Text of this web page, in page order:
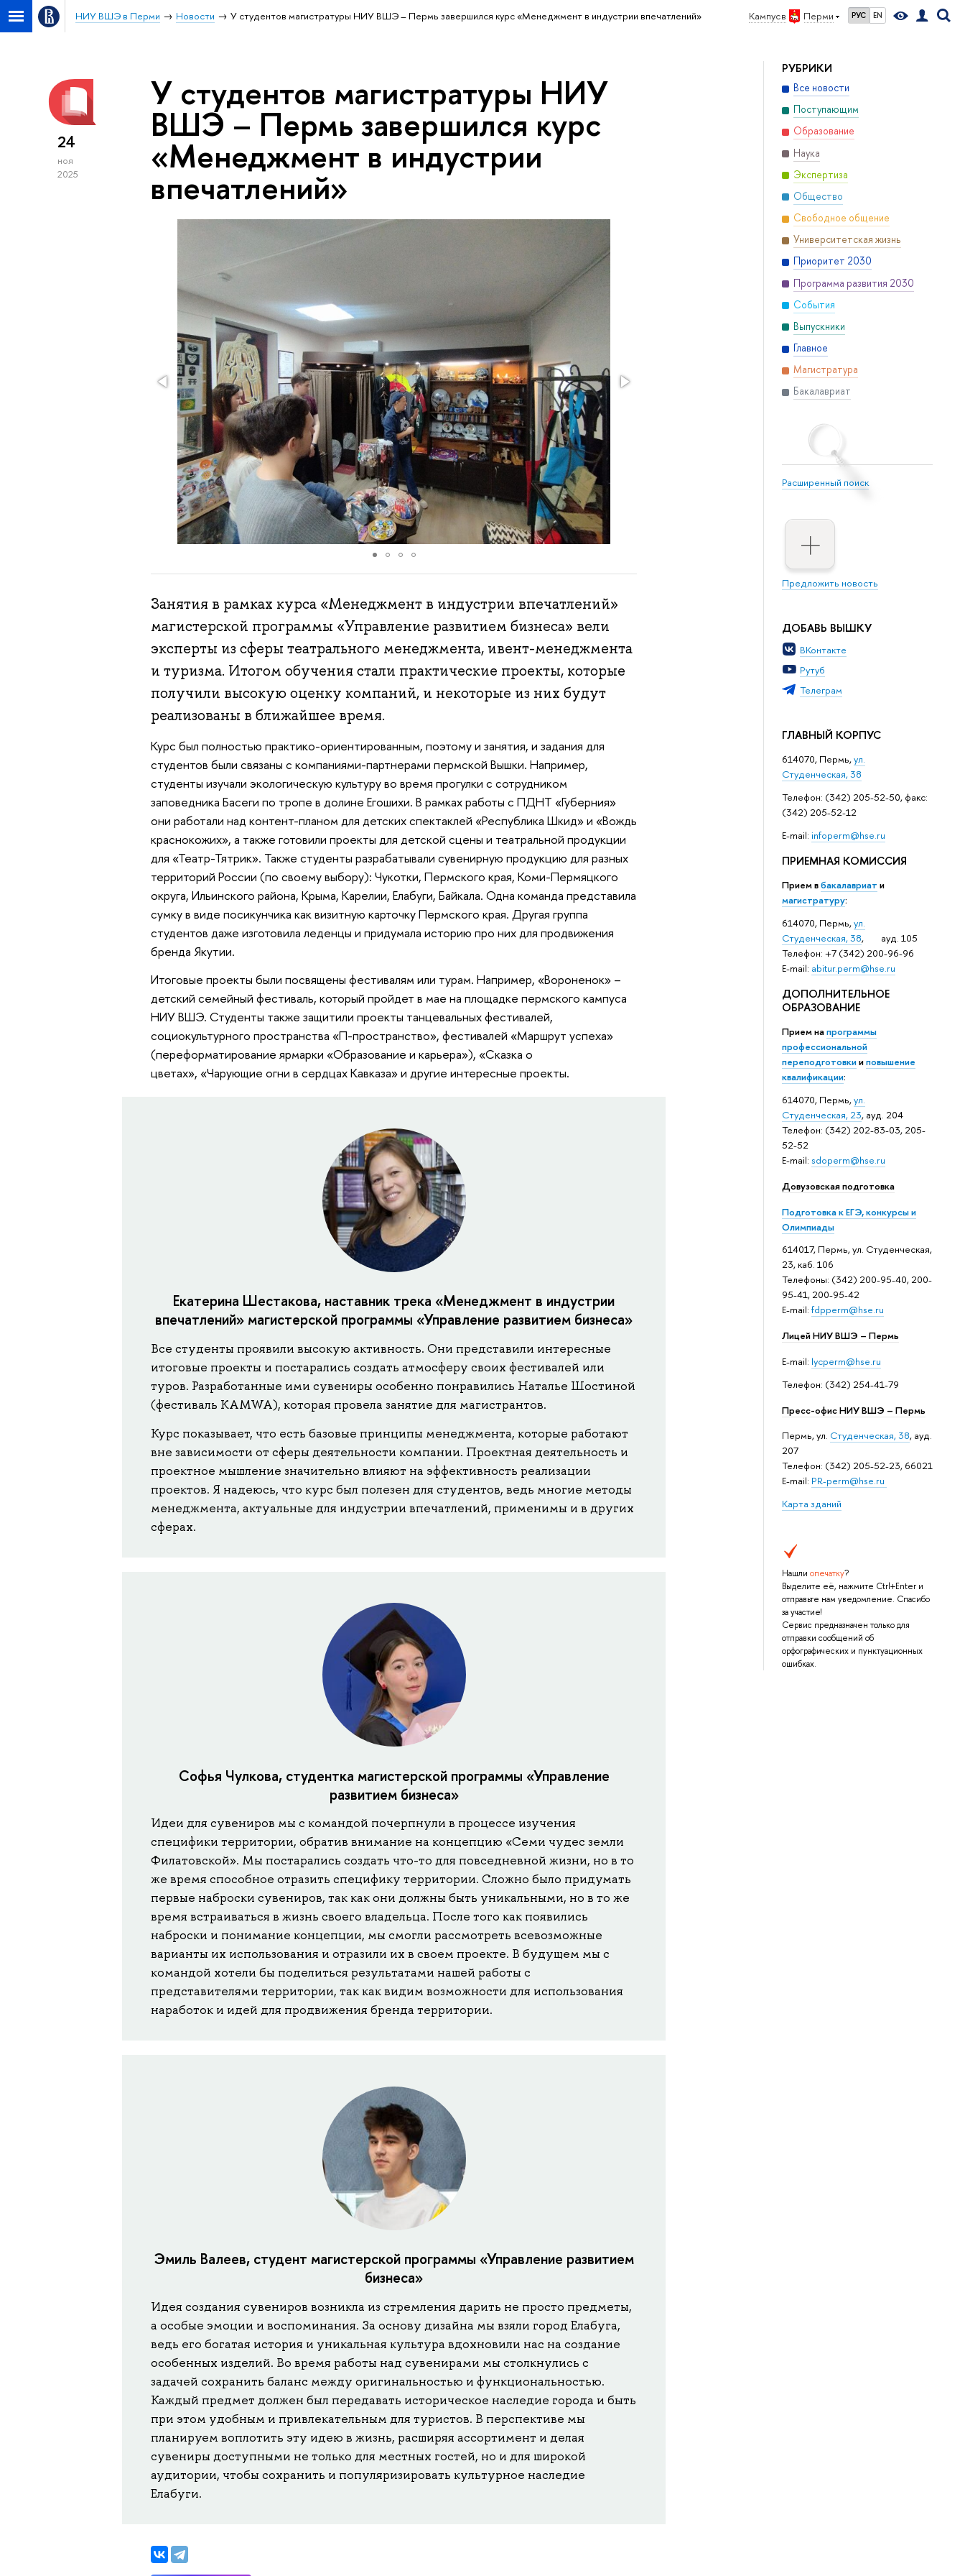
Кампус в Перми РУС EN
НИУ ВШЭ в Перми Новости У студентов магистратуры НИУ ВШЭ – Пермь завершился курс «Менеджмент в индустрии впечатлений»
РУБРИКИ
Все новости
Поступающим
Образование
Наука
Экспертиза
Общество
Свободное общение
Университетская жизнь
Приоритет 2030
Программа развития 2030
События
Выпускники
Главное
Магистратура
Бакалавриат
Расширенный поиск
Предложить новость
ДОБАВЬ ВЫШКУ
ВКонтакте
Рутуб
Телеграм
ГЛАВНЫЙ КОРПУС
614070, Пермь,ул.
Студенческая, 38
Телефон: (342) 205-52-50, факс:
(342) 205-52-12
Е-mail: infoperm@hse.ru
ПРИЕМНАЯ КОМИССИЯ
Прием вбакалавриат и
магистратуру:
614070, Пермь,ул.
Студенческая, 38, ауд. 105
Телефон: +7 (342) 200-96-96
E-mail: abitur.perm@hse.ru
ДОПОЛНИТЕЛЬНОЕ
ОБРАЗОВАНИЕ
Прием напрограммы
профессиональной
переподготовкииповышение
квалификации:
614070, Пермь,ул.
Студенческая, 23, ауд. 204
Телефон: (342) 202-83-03, 205-
52-52
E-mail: sdoperm@hse.ru
Довузовская подготовка
Подготовка к ЕГЭ, конкурсы и
Олимпиады
614017, Пермь, ул. Студенческая,
23, каб. 106
Телефоны: (342) 200-95-40, 200-
95-41, 200-95-42
E-mail: fdpperm@hse.ru
Лицей НИУ ВШЭ – Пермь
E-mail: lycperm@hse.ru
Телефон: (342) 254-41-79
Пресс-офис НИУ ВШЭ – Пермь
Пермь, ул. Студенческая, 38, ауд.
207
Телефон: (342) 205-52-23, 66021
E-mail: PR-perm@hse.ru
Карта зданий
Нашли опечатку?
Выделите её, нажмите Ctrl+Enter и
отправьте нам уведомление. Спасибо
за участие!
Сервис предназначен только для
отправки сообщений об
орфографических и пунктуационных
ошибках.
24
ноя
2025
У студентов магистратуры НИУ
ВШЭ – Пермь завершился курс
«Менеджмент в индустрии
впечатлений»
Занятия в рамках курса «Менеджмент в индустрии впечатлений»
магистерской программы «Управление развитием бизнеса» вели
эксперты из сферы театрального менеджмента, ивент-менеджмента
и туризма. Итогом обучения стали практические проекты, которые
получили высокую оценку компаний, и некоторые из них будут
реализованы в ближайшее время.
Курс был полностью практико-ориентированным, поэтому и занятия, и задания для
студентов были связаны с компаниями-партнерами пермской Вышки. Например,
студенты изучали экологическую культуру во время прогулки с сотрудником
заповедника Басеги по тропе в долине Егошихи. В рамках работы с ПДНТ «Губерния»
они работали над контент-планом для детских спектаклей «Республика Шкид» и «Вождь
краснокожих», а также готовили проекты для детской сцены и театральной продукции
для «Театр-Тятрик». Также студенты разрабатывали сувенирную продукцию для разных
территорий России (по своему выбору): Чукотки, Пермского края, Коми-Пермяцкого
округа, Ильинского района, Крыма, Карелии, Елабуги, Байкала. Одна команда представила
сумку в виде посикунчика как визитную карточку Пермского края. Другая группа
студентов даже изготовила леденцы и придумала историю про них для продвижения
бренда Якутии.
Итоговые проекты были посвящены фестивалям или турам. Например, «Вороненок» –
детский семейный фестиваль, который пройдет в мае на площадке пермского кампуса
НИУ ВШЭ. Студенты также защитили проекты танцевальных фестивалей,
социокультурного пространства «П-пространство», фестивалей «Маршрут успеха»
(переформатирование ярмарки «Образование и карьера»), «Сказка о
цветах», «Чарующие огни в сердцах Кавказа» и другие интересные проекты.
Екатерина Шестакова, наставник трека «Менеджмент в индустрии
впечатлений» магистерской программы «Управление развитием бизнеса»
Все студенты проявили высокую активность. Они представили интересные
итоговые проекты и постарались создать атмосферу своих фестивалей или
туров. Разработанные ими сувениры особенно понравились Наталье Шостиной
(фестиваль KAMWA), которая провела занятие для магистрантов.
Курс показывает, что есть базовые принципы менеджмента, которые работают
вне зависимости от сферы деятельности компании. Проектная деятельность и
проектное мышление значительно влияют на эффективность реализации
проектов. Я надеюсь, что курс был полезен для студентов, ведь многие методы
менеджмента, актуальные для индустрии впечатлений, применимы и в других
сферах.
Софья Чулкова, студентка магистерской программы «Управление
развитием бизнеса»
Идеи для сувениров мы с командой почерпнули в процессе изучения
специфики территории, обратив внимание на концепцию «Семи чудес земли
Филатовской». Мы постарались создать что-то для повседневной жизни, но в то
же время способное отразить специфику территории. Сложно было придумать
первые наброски сувениров, так как они должны быть уникальными, но в то же
время встраиваться в жизнь своего владельца. После того как появились
наброски и понимание концепции, мы смогли рассмотреть всевозможные
варианты их использования и отразили их в своем проекте. В будущем мы с
командой хотели бы поделиться результатами нашей работы с
представителями территории, так как видим возможности для использования
наработок и идей для продвижения бренда территории.
Эмиль Валеев, студент магистерской программы «Управление развитием
бизнеса»
Идея создания сувениров возникла из стремления дарить не просто предметы,
а особые эмоции и воспоминания. За основу дизайна мы взяли город Елабуга,
ведь его богатая история и уникальная культура вдохновили нас на создание
особенных изделий. Во время работы над сувенирами мы столкнулись с
задачей сохранить баланс между оригинальностью и функциональностью.
Каждый предмет должен был передавать историческое наследие города и быть
при этом удобным и привлекательным для туристов. В перспективе мы
планируем воплотить эту идею в жизнь, расширяя ассортимент и делая
сувениры доступными не только для местных гостей, но и для широкой
аудитории, чтобы сохранить и популяризировать культурное наследие
Елабуги.